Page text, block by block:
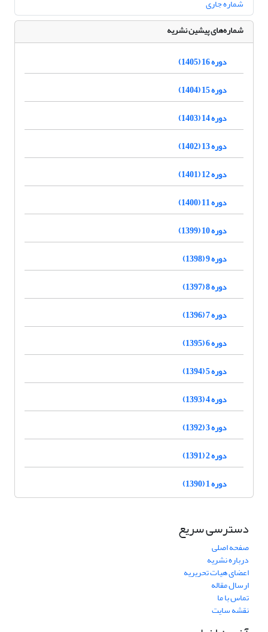
شماره جاری
شماره‌های پیشین نشریه
دوره 16 (1405)
دوره 15 (1404)
دوره 14 (1403)
دوره 13 (1402)
دوره 12 (1401)
دوره 11 (1400)
دوره 10 (1399)
دوره 9 (1398)
دوره 8 (1397)
دوره 7 (1396)
دوره 6 (1395)
دوره 5 (1394)
دوره 4 (1393)
دوره 3 (1392)
دوره 2 (1391)
دوره 1 (1390)
دسترسی سریع
صفحه اصلی
درباره نشریه
اعضای هیات تحریریه
ارسال مقاله
تماس با ما
نقشه سایت